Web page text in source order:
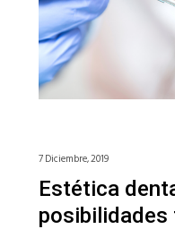
7 Diciembre, 2019
Estética
posibilidades